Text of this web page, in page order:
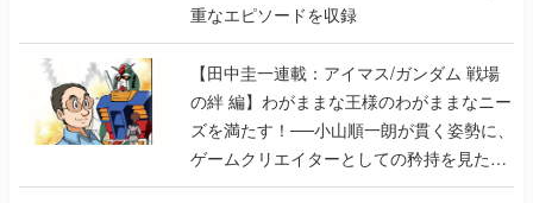
重なエピソードを収録
【田中圭一連載：アイマス/ガンダム 戦場
の絆 編】わがままな王様のわがままなニー
ズを満たす！──小山順一朗が貫く姿勢に、
ゲームクリエイターとしての矜持を見た
【若ゲのいたり最終回】